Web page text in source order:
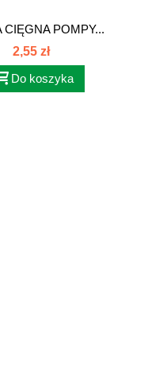
CIĘGNA POMPY...
2,55 zł
Do koszyka